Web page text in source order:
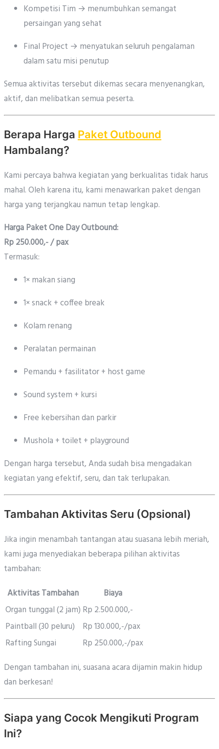
Kompetisi Tim → menumbuhkan semangat
persaingan yang sehat
Final Project → menyatukan seluruh pengalaman
dalam satu misi penutup
Semua aktivitas tersebut dikemas secara menyenangkan,
aktif, dan melibatkan semua peserta.
Berapa Harga Paket Outbound
Hambalang?
Kami percaya bahwa kegiatan yang berkualitas tidak harus
mahal. Oleh karena itu, kami menawarkan paket dengan
harga yang terjangkau namun tetap lengkap.
Harga Paket One Day Outbound:
Rp 250.000,- / pax
Termasuk:
1× makan siang
1× snack + coffee break
Kolam renang
Peralatan permainan
Pemandu + fasilitator + host game
Sound system + kursi
Free kebersihan dan parkir
Mushola + toilet + playground
Dengan harga tersebut, Anda sudah bisa mengadakan
kegiatan yang efektif, seru, dan tak terlupakan.
Tambahan Aktivitas Seru (Opsional)
Jika ingin menambah tantangan atau suasana lebih meriah,
kami juga menyediakan beberapa pilihan aktivitas
tambahan:
Aktivitas Tambahan
Biaya
Organ tunggal (2 jam) Rp 2.500.000,-
Paintball (30 peluru)
Rp 130.000,-/pax
Rafting Sungai
Rp 250.000,-/pax
Dengan tambahan ini, suasana acara dijamin makin hidup
dan berkesan!
Siapa yang Cocok Mengikuti Program
Ini?